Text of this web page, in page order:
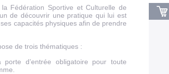
Fédération Sportive et Culturelle de
de découvrir une pratique qui lui est
capacités physiques afin de prendre
de trois thématiques :
d’entrée obligatoire pour toute